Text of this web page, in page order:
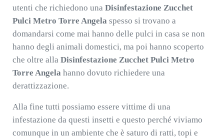
utenti che richiedono una Disinfestazione Zucchet
Pulci Metro Torre Angela spesso si trovano a
domandarsi come mai hanno delle pulci in casa se non
hanno degli animali domestici, ma poi hanno scoperto
che oltre alla Disinfestazione Zucchet Pulci Metro
Torre Angela hanno dovuto richiedere una
derattizzazione.
Alla fine tutti possiamo essere vittime di una
infestazione da questi insetti e questo perché viviamo
comunque in un ambiente che è saturo di ratti, topi e